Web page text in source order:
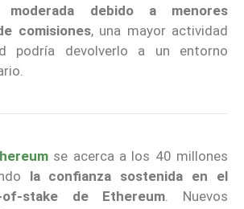
moderada debido a menores
comisiones, una mayor actividad
podría devolverlo a un entorno
se acerca a los 40 millones
la confianza sostenida en el
stake de Ethereum. Nuevos